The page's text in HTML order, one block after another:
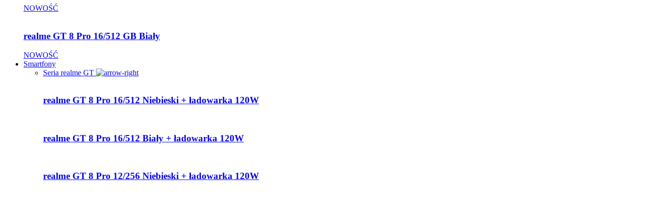
NOWOŚĆ
realme GT 8 Pro 16/512 GB Biały
NOWOŚĆ
Smartfony
Seria realme GT
realme GT 8 Pro 16/512 Niebieski + ładowarka 120W
realme GT 8 Pro 16/512 Biały + ładowarka 120W
realme GT 8 Pro 12/256 Niebieski + ładowarka 120W